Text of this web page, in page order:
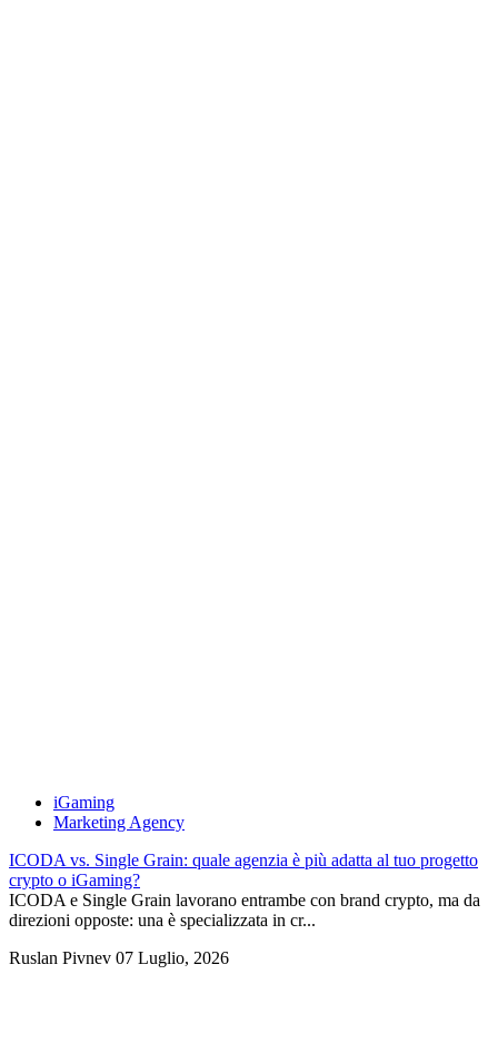
iGaming
Marketing Agency
ICODA vs. Single Grain: quale agenzia è più adatta al tuo progetto
crypto o iGaming?
ICODA e Single Grain lavorano entrambe con brand crypto, ma da
direzioni opposte: una è specializzata in cr...
Ruslan Pivnev 07 Luglio, 2026